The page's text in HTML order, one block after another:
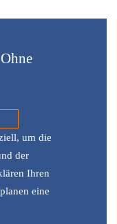
um die
der
Ihren
eine